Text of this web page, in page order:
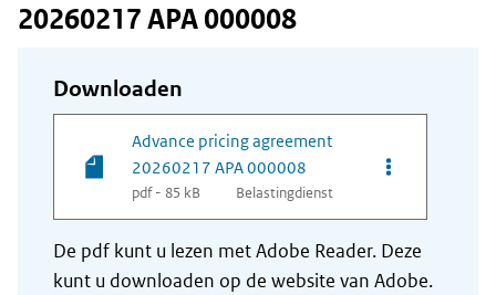
20260217 APA 000008
Downloaden
Advance pricing agreement
20260217 APA 000008
pdf - 85 kB Belastingdienst
Opties van
De pdf kunt u lezen met Adobe Reader. Deze
kunt u downloaden op de website van Adobe.